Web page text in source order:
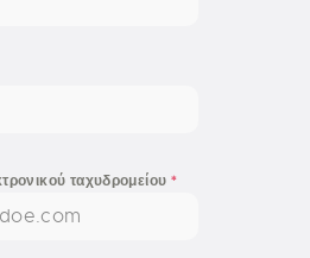
ταχυδρομείου *